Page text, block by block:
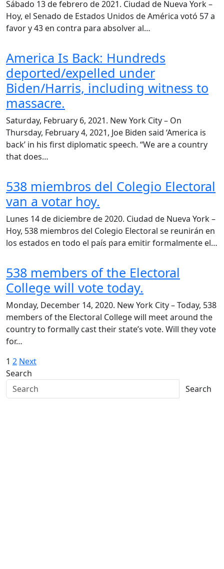
Sábado 13 de febrero de 2021. Ciudad de Nueva York –
Hoy, el Senado de Estados Unidos de América votó 57 a
favor y 43 en contra para absolver al…
America Is Back: Hundreds
deported/expelled under
Biden/Harris, including witness to
massacre.
Saturday, February 6, 2021. New York City – On
Thursday, February 4, 2021, Joe Biden said ‘America is
back’ in his first diplomatic speech. “We are a country
that does…
538 miembros del Colegio Electoral
van a votar hoy.
Lunes 14 de diciembre de 2020. Ciudad de Nueva York –
Hoy, 538 miembros del Colegio Electoral se reunirán en
los estados en todo el país para emitir formalmente el…
538 members of the Electoral
College will vote today.
Monday, December 14, 2020. New York City – Today, 538
members of the Electoral College will meet around the
country to formally cast their state’s vote. Will they vote
for…
Posts
navigation
1 2 Next
Search
Search